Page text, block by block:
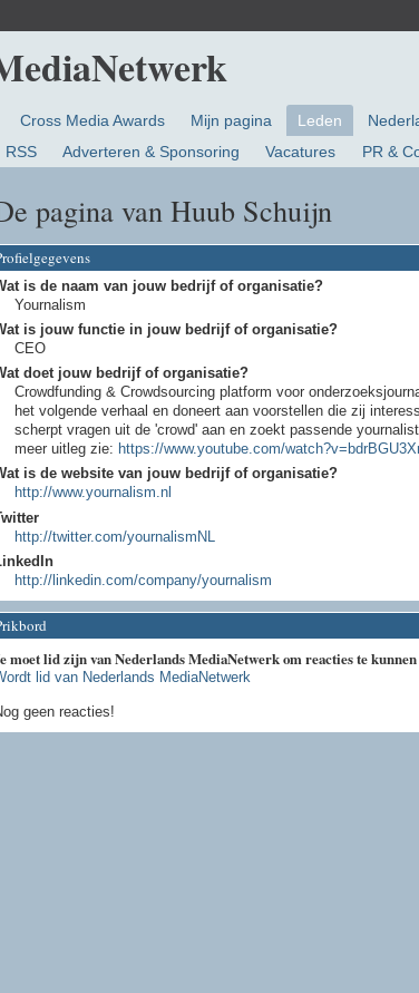
Cross Media Awards Mijn pagina Leden
RSS Adverteren & Sponsoring Vacatures PR &
pagina van Huub Schuijn
is de naam van jouw bedrijf of organisatie?
Yournalism
is jouw functie in jouw bedrijf of organisatie?
CEO
doet jouw bedrijf of organisatie?
Crowdfunding & Crowdsourcing platform voor
het volgende verhaal en doneert aan voorstellen die zij
scherpt vragen uit de 'crowd' aan en zoekt passende
meer uitleg zie: https://www.youtube.com/
is de website van jouw bedrijf of organisatie?
http://www.yournalism.nl
http://twitter.com/yournalismNL
http://linkedin.com/company/yournalism
moet lid zijn van Nederlands MediaNetwerk om reacties te kunnen
lid van Nederlands MediaNetwerk
geen reacties!